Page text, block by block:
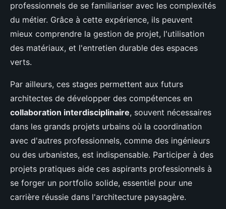
professionnels de se familiariser avec les complexités
du métier. Grâce à cette expérience, ils peuvent
mieux comprendre la gestion de projet, l'utilisation
des matériaux, et l'entretien durable des espaces
verts.
Par ailleurs, ces stages permettent aux futurs
architectes de développer des compétences en
collaboration interdisciplinaire, souvent nécessaires
dans les grands projets urbains où la coordination
avec d'autres professionnels, comme des ingénieurs
ou des urbanistes, est indispensable. Participer à des
projets pratiques aide ces aspirants professionnels à
se forger un portfolio solide, essentiel pour une
carrière réussie dans l'architecture paysagère.